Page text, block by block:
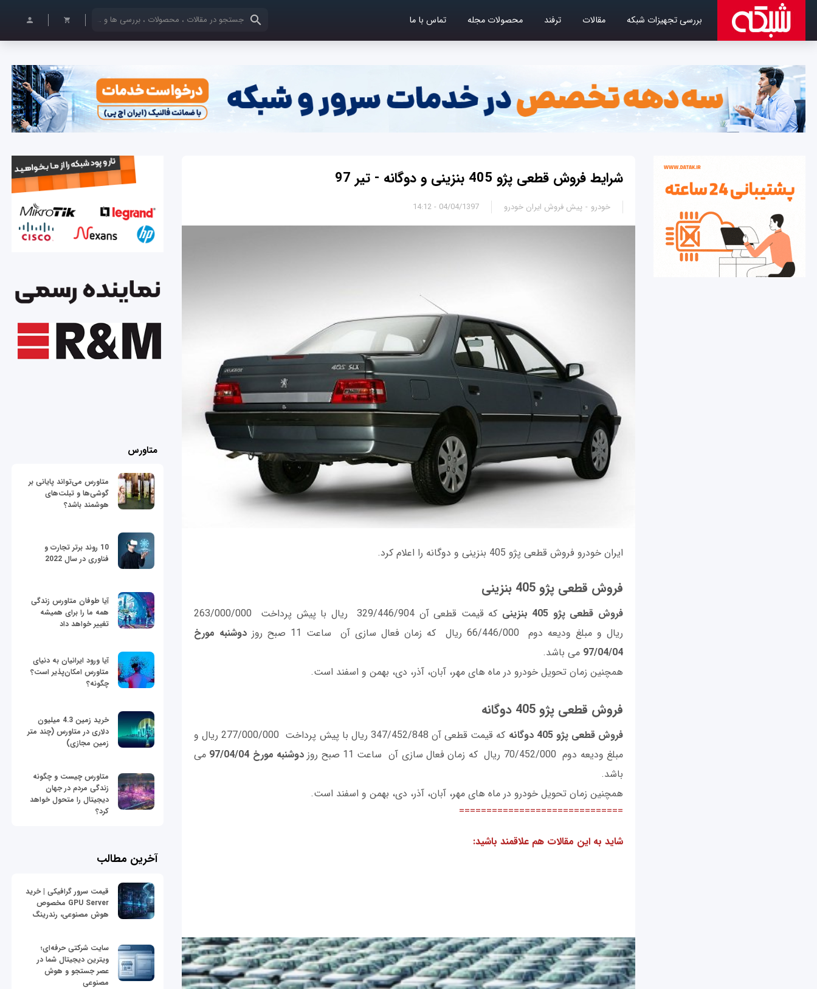
بررسی تجهیزات شبکه مقالات ترفند محصولات مجله تماس با ما کلمات کلیدی خود را وارد کنید
شرایط فروش قطعی پژو 405 بنزینی و دوگانه - تیر 97
04/04/1397 - 14:12 خودرو پیش فروش ایران خودرو
ایران خودرو فروش قطعی پژو 405 بنزینی و دوگانه را اعلام کرد.
فروش قطعی پژو 405 بنزینی
فروش قطعی پژو 405 بنزینی
که قیمت قطعی آن 329/446/904 ریال با پیش پرداخت 263/000/000
ریال و مبلغ ودیعه دوم 66/446/000 ریال که زمان فعال سازی آن ساعت 11 صبح روز
دوشنبه مورخ
97/04/04 می باشد.
همچنین زمان تحویل خودرو در ماه های مهر، آبان، آذر، دی، بهمن و اسفند است.
فروش قطعی پژو 405 دوگانه
فروش قطعی پژو 405 دوگانه
که قیمت قطعی آن 347/452/848 ریال با پیش پرداخت 277/000/000 ریال و
مبلغ ودیعه دوم 70/452/000 ریال که زمان فعال سازی آن ساعت 11 صبح روز
دوشنبه مورخ 97/04/04
می
باشد.
همچنین زمان تحویل خودرو در ماه های مهر، آبان، آذر، دی، بهمن و اسفند است.
==============================
شاید به این مقالات هم علاقمند باشید:
متاورس
متاورس می‌تواند پایانی بر
گوشی‌ها و تبلت‌های
هوشمند باشد؟
10 روند برتر تجارت و
فناوری در سال 2022
آیا طوفان متاورس زندگی
همه ما را برای همیشه
تغییر خواهد داد
آیا ورود ایرانیان به دنیای
متاورس امکان‌پذیر است؟
چگونه؟
خرید زمین 4.3 میلیون
دلاری در متاورس (چند متر
زمین مجازی)
متاورس چیست و چگونه
زندگی مردم در جهان
دیجیتال را متحول خواهد
کرد؟
آخرین مطالب
قیمت سرور گرافیکی | خرید
GPU Server مخصوص
هوش مصنوعی، رندرینگ
سایت شرکتی حرفه‌ای؛
ویترین دیجیتال شما در
عصر جستجو و هوش
مصنوعی